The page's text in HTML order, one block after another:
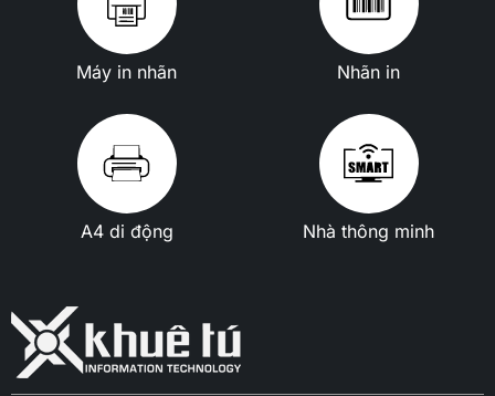
Máy in nhãn Nhãn in
A4 di động Nhà thông minh